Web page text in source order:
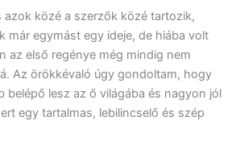
azok közé a szerzők közé tartozik,
már egymást egy ideje, de hiába volt
az első regénye még mindig nem
Az örökkévaló úgy gondoltam, hogy
belépő lesz az ő világába és nagyon jól
egy tartalmas, lebilincselő és szép